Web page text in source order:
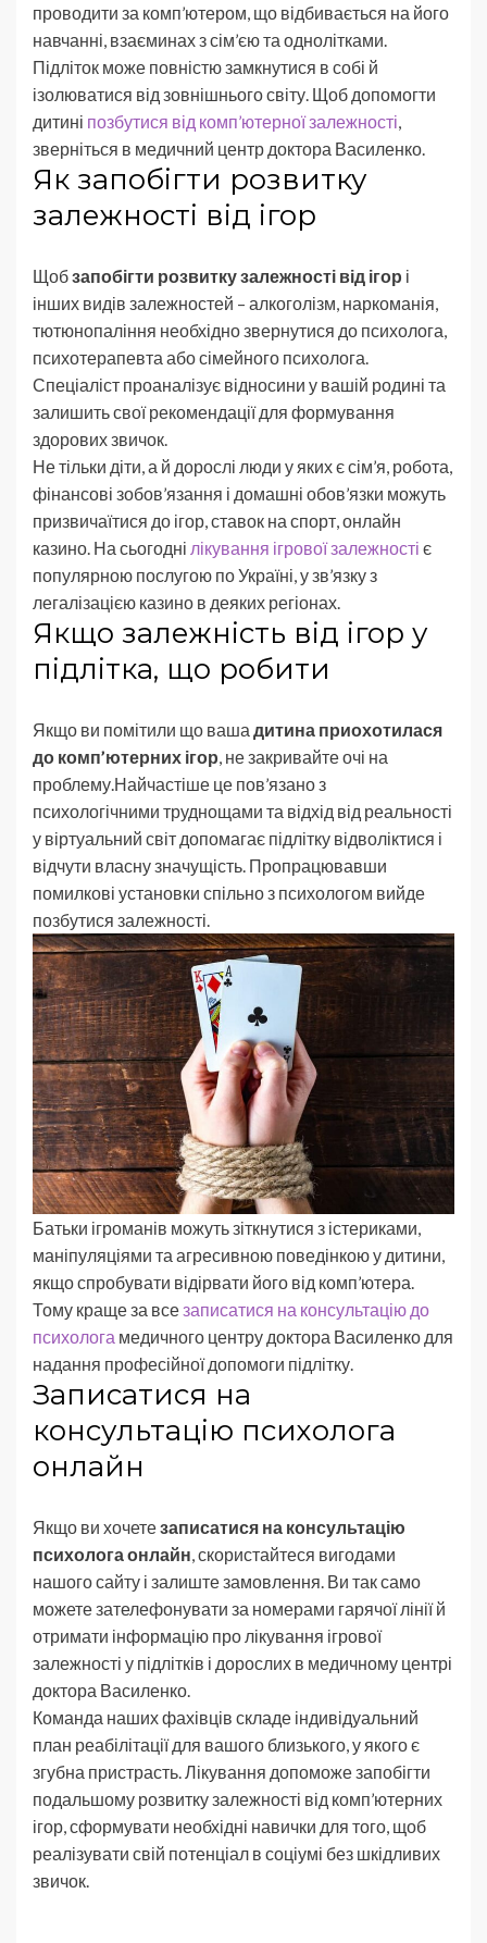
проводити за комп’ютером, що відбивається на його
навчанні, взаєминах з сім’єю та однолітками.
Підліток може повністю замкнутися в собі й
ізолюватися від зовнішнього світу. Щоб допомогти
дитині позбутися від комп’ютерної залежності
зверніться в медичний центр доктора Василенко.
Як запобігти розвитку
залежності від ігор
Щобзапобігти розвитку залежності від ігор і
інших видів залежностей – алкоголізм, наркоманія,
тютюнопаління необхідно звернутися до психолога,
психотерапевта або сімейного психолога.
Спеціаліст проаналізує відносини у вашій родині та
залишить свої рекомендації для формування
здорових звичок.
Не тільки діти, а й дорослі люди у яких є сім’я, робота,
фінансові зобов’язання і домашні обов’язки можуть
призвичаїтися до ігор, ставок на спорт, онлайн
казино. На сьогодні лікування ігрової залежності є
популярною послугою по Україні, у зв’язку з
легалізацією казино в деяких регіонах.
Якщо залежність від ігор у
підлітка, що робити
Якщо ви помітили що ваша дитина приохотилася
до комп’ютерних ігор , не закривайте очі на
проблему.Найчастіше це пов’язано з
психологічними труднощами та відхід від реальності
у віртуальний світ допомагає підлітку відволіктися і
відчути власну значущість. Пропрацювавши
помилкові установки спільно з психологом вийде
позбутися залежності.
Батьки ігроманів можуть зіткнутися з істериками,
маніпуляціями та агресивною поведінкою у дитини,
якщо спробувати відірвати його від комп’ютера.
Тому краще за всезаписатися на консультацію до
психолога медичного центру доктора Василенко для
надання професійної допомоги підлітку.
Записатися на
консультацію психолога
онлайн
Якщо ви хочетезаписатися на консультацію
психолога онлайн, скористайтеся вигодами
нашого сайту і залиште замовлення. Ви так само
можете зателефонувати за номерами гарячої лінії й
отримати інформацію про лікування ігрової
залежності у підлітків і дорослих в медичному центрі
доктора Василенко.
Команда наших фахівців складе індивідуальний
план реабілітації для вашого близького, у якого є
згубна пристрасть. Лікування допоможе запобігти
подальшому розвитку залежності від комп’ютерних
ігор, сформувати необхідні навички для того, щоб
реалізувати свій потенціал в соціумі без шкідливих
звичок.